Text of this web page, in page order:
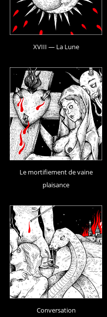
XVIII — La Lune
Le mortifiement de vaine
plaisance
Conversation